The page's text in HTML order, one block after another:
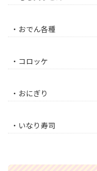
・おでん各種
・コロッケ
・おにぎり
・いなり寿司